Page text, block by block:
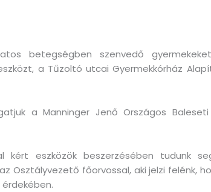
betegségben szenvedő
a Tűzoltó utcai Gyermekkórház
a Manninger Jenő Országos
kért eszközök beszerzésében tudunk
Osztályvezető főorvossal, aki jelzi felénk,